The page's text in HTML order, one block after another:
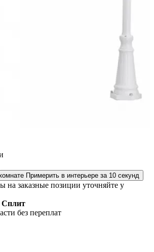
Примерить в интерьере за 10 секунд
на заказные позиции уточняйте у
Сплит
без переплат